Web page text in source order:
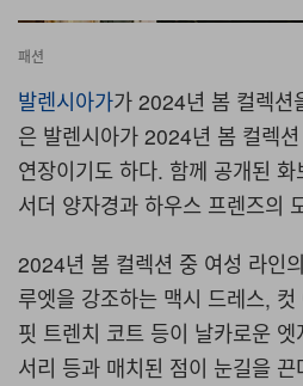
패션
발렌시아가가 2024년 봄 컬렉션
은 발렌시아가 2024년 봄 컬렉
연장이기도 하다. 함께 공개된
서더 양자경과 하우스 프렌즈의
2024년 봄 컬렉션 중 여성 라인
루엣을 강조하는 맥시 드레스,
핏 트렌치 코트 등이 날카로운
서리 등과 매치된 점이 눈길을